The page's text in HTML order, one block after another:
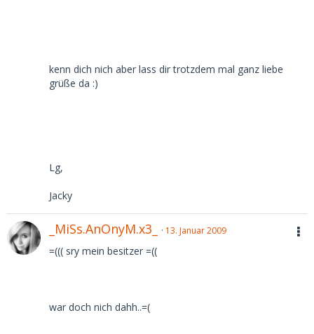
kenn dich nich aber lass dir trotzdem mal ganz liebe
grüße da :)
Lg,
Jacky
_MiSs.AnOnyM.x3_ 13. Januar 2009
=((( sry mein besitzer =((
war doch nich dahh..=(